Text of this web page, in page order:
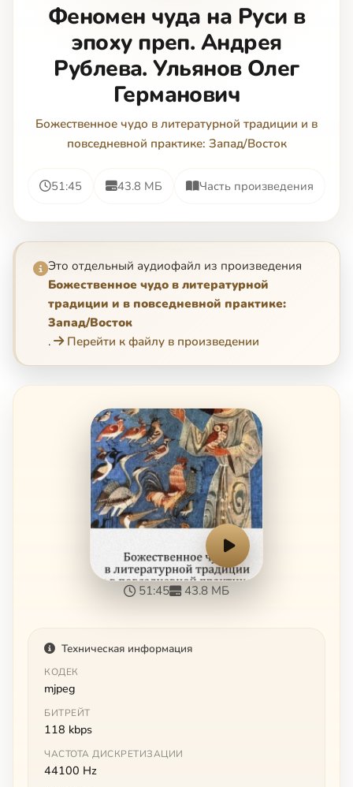
Феномен чуда на Руси в
эпоху преп. Андрея
Рублева. Ульянов Олег
Германович
Божественное чудо в литературной традиции и в
повседневной практике: Запад/Восток
51:45 43.8 МБ Часть произведения
Это отдельный аудиофайл из произведения
Божественное чудо в литературной
традиции и в повседневной практике:
Запад/Восток
.
Перейти к файлу в произведении
51:45 43.8 МБ
Техническая информация
КОДЕК
mjpeg
БИТРЕЙТ
118 kbps
ЧАСТОТА ДИСКРЕТИЗАЦИИ
44100 Hz